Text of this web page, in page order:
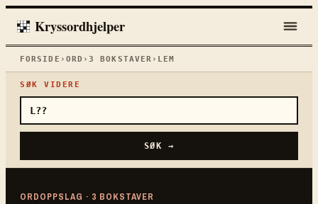
Kryssordhjelper
FORSIDE › ORD ›3 BOKSTAVER › LEM
SØK VIDERE
SØK →
ORDOPPSLAG · 3 BOKSTAVER